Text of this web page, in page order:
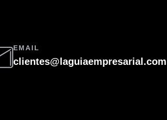
EMAIL
clientes@laguiaempresarial.com